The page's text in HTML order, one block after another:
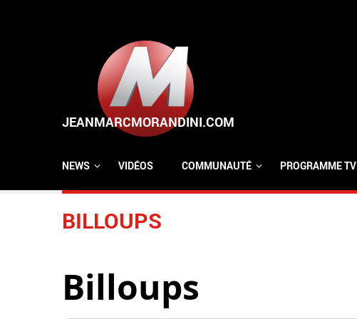
NEWS VIDÉOS COMMUNAUTÉ PROGRAMME TV
BILLOUPS
Billoups